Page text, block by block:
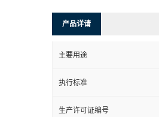
产品详请
主要用途
执行标准
生产许可证编号